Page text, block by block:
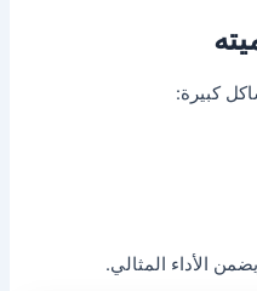
كبيرة:
الأداء المثالي.